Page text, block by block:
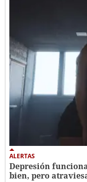
ALERTAS
Depresión
bien, pero